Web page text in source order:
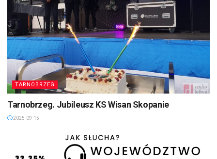
TARNOBRZEG
Tarnobrzeg. Jubileusz KS Wisan Skopanie
2025-09-15